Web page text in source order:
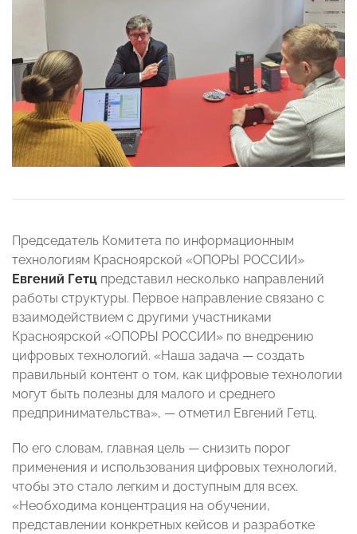
Председатель Комитета по информационным
технологиям Красноярской «ОПОРЫ РОССИИ»
Евгений Гетц представил несколько направлений
работы структуры. Первое направление связано с
взаимодействием с другими участниками
Красноярской «ОПОРЫ РОССИИ» по внедрению
цифровых технологий. «Наша задача — создать
правильный контент о том, как цифровые технологии
могут быть полезны для малого и среднего
предпринимательства», — отметил Евгений Гетц.
По его словам, главная цель — снизить порог
применения и использования цифровых технологий,
чтобы это стало легким и доступным для всех.
«Необходима концентрация на обучении,
представлении конкретных кейсов и разработке